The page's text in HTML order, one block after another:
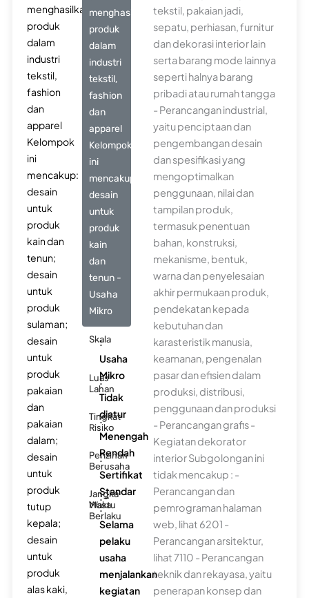
menghasilkan
produk
dalam
industri
tekstil,
fashion
dan
apparel
Kelompok
ini
mencakup:
desain
untuk
produk
kain dan
tenun;
desain
untuk
produk
sulaman;
desain
untuk
produk
pakaian
dan
pakaian
dalam;
desain
untuk
produk
tutup
kepala;
desain
untuk
produk
alas kaki,
menghasilkan
produk
dalam
industri
tekstil,
fashion
dan
apparel
Kelompok
ini
mencakup:
desain
untuk
produk
kain
dan
tenun -
Usaha
Mikro
Skala
:
Usaha
Mikro
Luas
Lahan
:
Tidak
diatur
Tingkat
Risiko
:
Menengah
Rendah
Perizinan
Berusaha
:
Sertifikat
Standar
Jangka
Waktu
: -
Masa
Berlaku
:
Selama
pelaku
usaha
menjalankan
kegiatan
tekstil, pakaian jadi,
sepatu, perhiasan, furnitur
dan dekorasi interior lain
serta barang mode lainnya
seperti halnya barang
pribadi atau rumah tangga
- Perancangan industrial,
yaitu penciptaan dan
pengembangan desain
dan spesifikasi yang
mengoptimalkan
penggunaan, nilai dan
tampilan produk,
termasuk penentuan
bahan, konstruksi,
mekanisme, bentuk,
warna dan penyelesaian
akhir permukaan produk,
pendekatan kepada
kebutuhan dan
karasteristik manusia,
keamanan, pengenalan
pasar dan efisien dalam
produksi, distribusi,
penggunaan dan produksi
- Perancangan grafis -
Kegiatan dekorator
interior Subgolongan ini
tidak mencakup : -
Perancangan dan
pemrograman halaman
web, lihat 6201 -
Perancangan arsitektur,
lihat 7110 - Perancangan
teknik dan rekayasa, yaitu
penerapan konsep dan